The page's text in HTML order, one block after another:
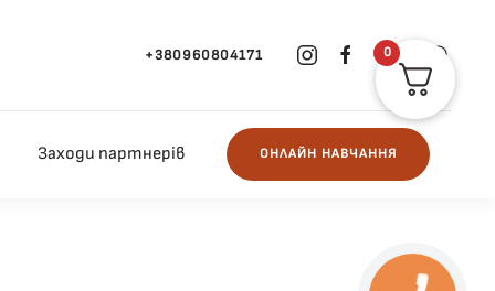
+380960804171
Заходи партнерів ОНЛАЙН НАВЧАННЯ
0